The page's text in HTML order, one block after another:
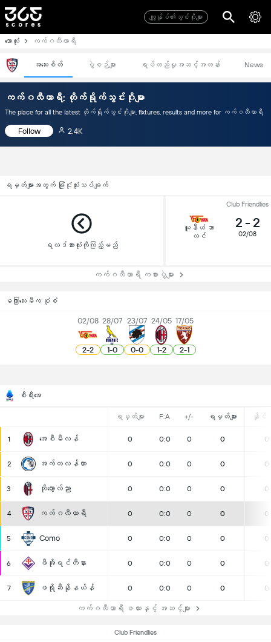
ကျွုန်ုပ်၏သွင်းဂိုးများ
ဘောလုံး ကက်ဂလီယာရီ
အသေးစိတ် ပွဲစဉ်များ ရပ်တည်မှုအဆင့်အတန်း News
ကက်ဂလီယာရီ: တိုက်ရိုက်သွင်းဂိုးမျာ
The place for all the latest တိုက်ရိုက်သွင်းဂိုးမျာ, fixtures, results and more for ကက်ဂလီယာရီ
Follow 2.4K
ရမှတ်များအတွက် ခြုံငုံသုံးသပ်ချက်
ရလဒ်အားလုံးကိုကြည့်မည်
Club Friendlies
ယူနီယံ ဘာ
လင်
2 - 2
02/08
ကက်ဂလီယာရီ ကစားပွဲများ
မကြာသေးမီက ပုံစံ
02/08
2-2
28/07
1-0
23/07
0-0
24/05
1-2
17/05
2-1
စီးရီးအေ
ရမှတ်များ F:A +/- ရမှတ်များ နိုင်ပွဲ
1 အေစီမီလန် 0 0:0 0 0 0
2 အက်တလန်တာ 0 0:0 0 0 0
3 ဘိုလော့လ်ညာ 0 0:0 0 0 0
4 ကက်ဂလီယာရီ 0 0:0 0 0 0
5 Como 0 0:0 0 0 0
6 ဖီအိုရင်တီနား 0 0:0 0 0 0
7 ဖရိုဆီနိုနယ်န် 0 0:0 0 0 0
ကက်ဂလီယာရီ ဇယားနှင့် အဆင့်များ
Club Friendlies